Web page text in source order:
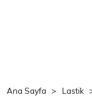
Ana Sayfa Lastik